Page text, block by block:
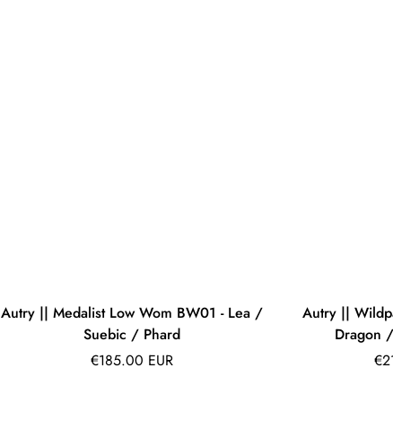
Autry || Medalist Low Wom BW01 - Lea /
Suebic / Phard
Prix
€185.00 EUR
Autry ||
Dragon